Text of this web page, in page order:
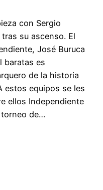
con Sergio
su ascenso. El
José Buruca
baratas es
de la historia
estos equipos se les
ellos Independiente
de…